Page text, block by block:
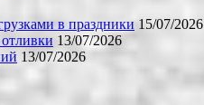
в праздники 15/07/2026
13/07/2026
13/07/2026